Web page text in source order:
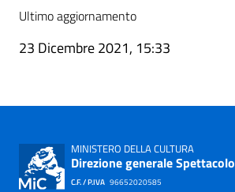
Ultimo aggiornamento
23 Dicembre 2021, 15:33
MINISTERO DELLA CULTURA
Direzione generale Spettacolo
C.F. / P.IVA 96652020585